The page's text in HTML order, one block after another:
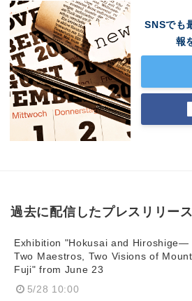
SNSでも
報
過去に配信したプレスリリース
Exhibition "Hokusai and Hiroshige—
Two Maestros, Two Visions of Mount
Fuji" from June 23
5/28 10:00